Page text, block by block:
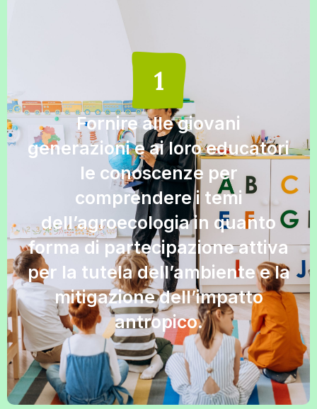
Fornire alle giovani
generazioni e ai loro educatori
le conoscenze per
comprendere i temi
dell’agroecologia in quanto
forma di partecipazione attiva
per la tutela dell’ambiente e la
mitigazione dell’impatto
antropico.